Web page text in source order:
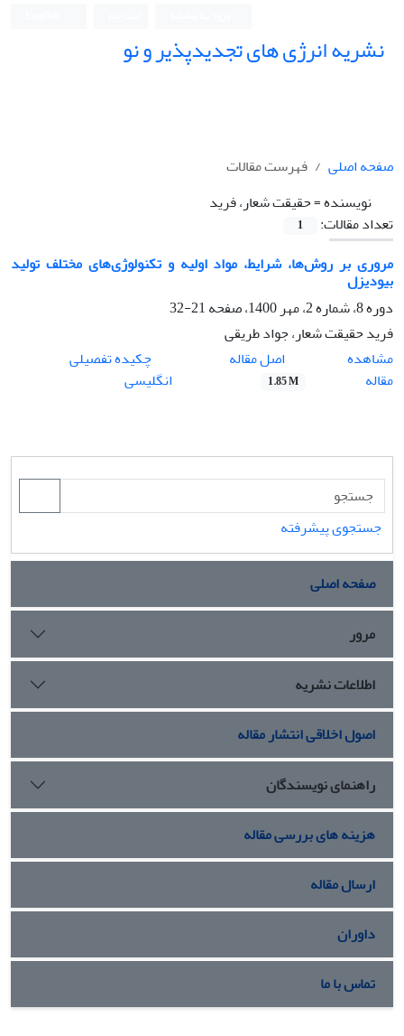
نشریه انرژی های تجدیدپذیر و نو
صفحه اصلی
فهرست مقالات
نویسنده =حقیقت شعار، فرید
تعداد مقالات:
1
مروری بر روش‌ها، شرایط، مواد اولیه و تکنولوژی‌های مختلف تولید
بیودیزل
دوره 8، شماره 2، مهر 1400، صفحه
21-32
فرید حقیقت شعار، جواد طریقی
مشاهده
مقاله
اصل مقاله
1.85 M
چکیده تفصیلی
انگلیسی
جستجوی پیشرفته
صفحه اصلی
مرور
اطلاعات نشریه
اصول اخلاقی انتشار مقاله
راهنمای نویسندگان
هزینه های بررسی مقاله
ارسال مقاله
داوران
تماس با ما